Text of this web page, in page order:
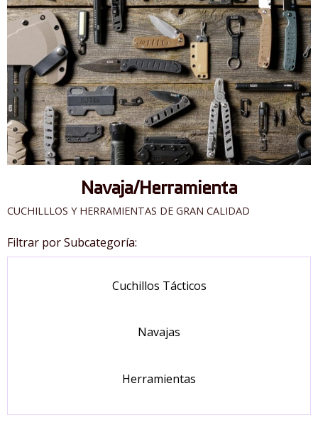
Navaja/Herramienta
CUCHILLLOS Y HERRAMIENTAS DE GRAN CALIDAD
Filtrar por Subcategoría:
Cuchillos Tácticos
Navajas
Herramientas